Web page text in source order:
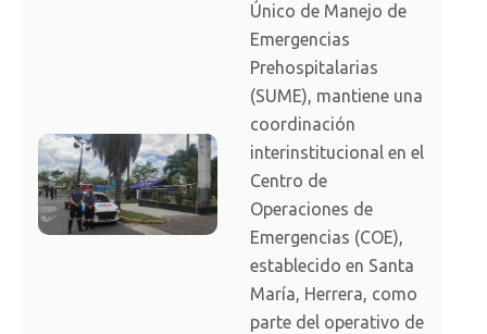
Único de Manejo de
Emergencias
Prehospitalarias
(SUME), mantiene una
coordinación
interinstitucional en el
Centro de
Operaciones de
Emergencias (COE),
establecido en Santa
María, Herrera, como
parte del operativo de